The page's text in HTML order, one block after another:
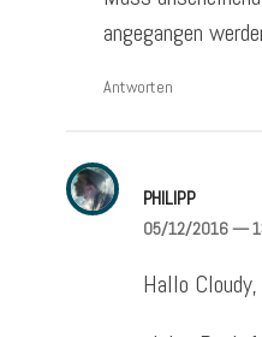
angegangen
Antworten
PHILIPP
05/12/2016—
Hallo Cloudy,